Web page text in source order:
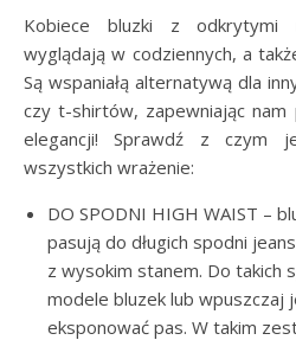
Kobiece bluzki z odkrytymi
wyglądają w codziennych, a
Są wspaniałą alternatywą dla
czy t-shirtów, zapewniając
elegancji! Sprawdź z czym
wszystkich wrażenie:
DO SPODNI HIGH WAIST –
pasują do długich spodni
z wysokim stanem. Do takich
modele bluzek lub wpuszczaj
eksponować pas. W takim